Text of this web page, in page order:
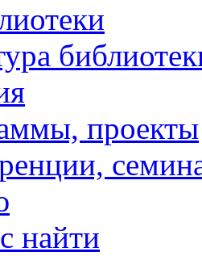
проекты
найти